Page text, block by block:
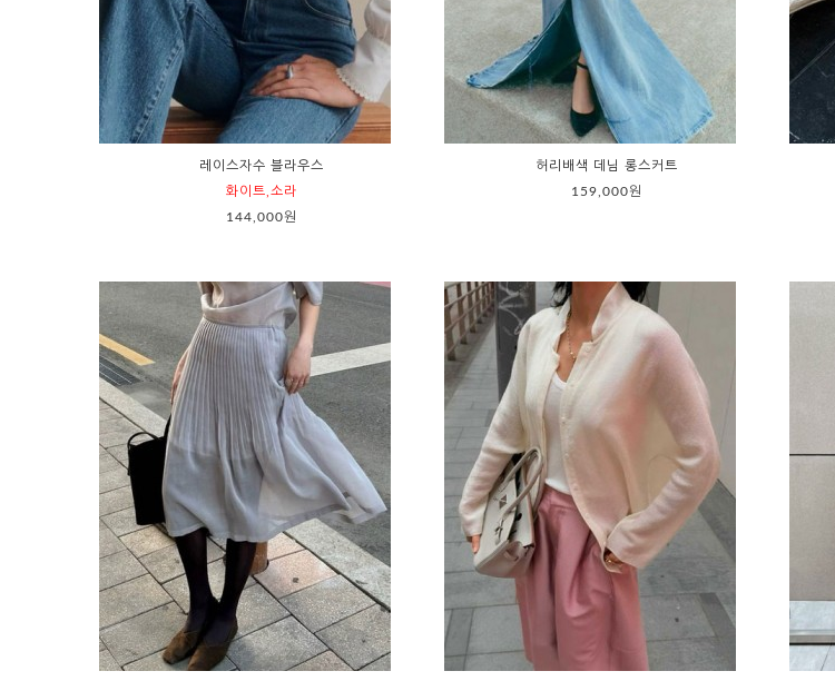
레이스자수 블라우스
화이트,소라
144,000원
허리배색 데님 롱스커트
159,000원